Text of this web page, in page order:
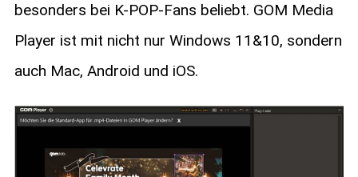
besonders bei K-POP-Fans beliebt. GOM Media
Player ist mit nicht nur Windows 11&10, sondern
auch Mac, Android und iOS.